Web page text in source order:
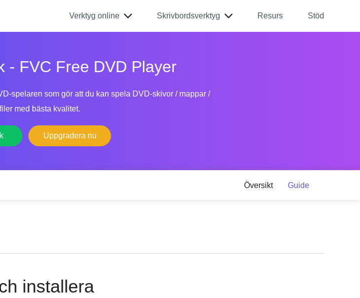
Verktyg online Skrivbordsverktyg Resurs Stöd
- FVC Free DVD Player
spelaren som gör att du kan spela DVD-skivor / mappar /
med bästa kvalitet.
Uppgradera nu
Översikt Guide
installera